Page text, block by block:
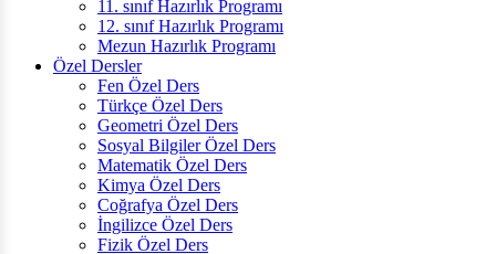
11. sınıf Hazırlık Programı
12. sınıf Hazırlık Programı
Mezun Hazırlık Programı
Özel Dersler
Fen Özel Ders
Türkçe Özel Ders
Geometri Özel Ders
Sosyal Bilgiler Özel Ders
Matematik Özel Ders
Kimya Özel Ders
Coğrafya Özel Ders
İngilizce Özel Ders
Fizik Özel Ders